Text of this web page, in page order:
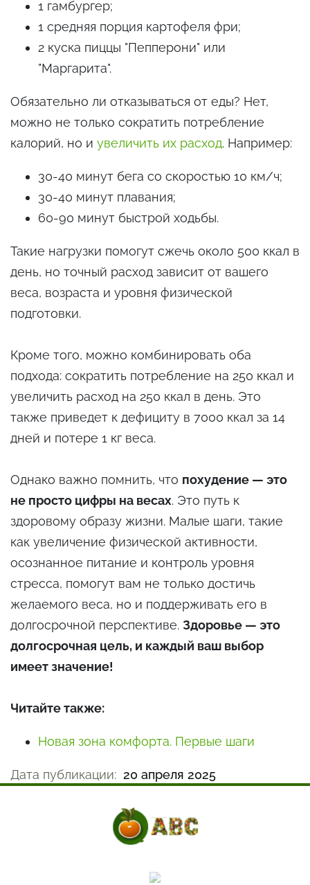
1 гамбургер;
1 средняя порция картофеля фри;
2 куска пиццы "Пепперони" или
"Маргарита".
Обязательно ли отказываться от еды? Нет,
можно не только сократить потребление
калорий, но и увеличить их расход. Например:
30-40 минут бега со скоростью 10 км/ч;
30-40 минут плавания;
60-90 минут быстрой ходьбы.
Такие нагрузки помогут сжечь около 500 ккал в
день, но точный расход зависит от вашего
веса, возраста и уровня физической
подготовки.
Кроме того, можно комбинировать оба
подхода: сократить потребление на 250 ккал и
увеличить расход на 250 ккал в день. Это
также приведет к дефициту в 7000 ккал за 14
дней и потере 1 кг веса.
Однако важно помнить, что похудение — это
не просто цифры на весах. Это путь к
здоровому образу жизни. Малые шаги, такие
как увеличение физической активности,
осознанное питание и контроль уровня
стресса, помогут вам не только достичь
желаемого веса, но и поддерживать его в
долгосрочной перспективе. Здоровье — это
долгосрочная цель, и каждый ваш выбор
имеет значение!
Читайте также:
Новая зона комфорта. Первые шаги
Дата публикации: 20 апреля 2025